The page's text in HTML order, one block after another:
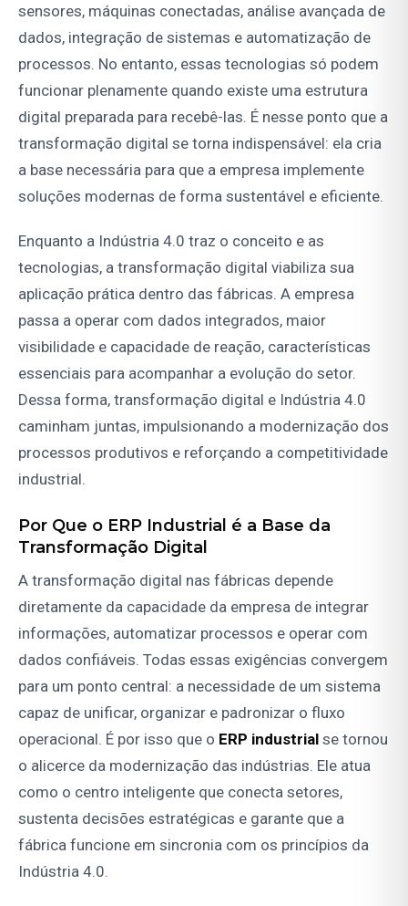
sensores, máquinas conectadas, análise avançada de
dados, integração de sistemas e automatização de
processos. No entanto, essas tecnologias só podem
funcionar plenamente quando existe uma estrutura
digital preparada para recebê-las. É nesse ponto que a
transformação digital se torna indispensável: ela cria
a base necessária para que a empresa implemente
soluções modernas de forma sustentável e eficiente.
Enquanto a Indústria 4.0 traz o conceito e as
tecnologias, a transformação digital viabiliza sua
aplicação prática dentro das fábricas. A empresa
passa a operar com dados integrados, maior
visibilidade e capacidade de reação, características
essenciais para acompanhar a evolução do setor.
Dessa forma, transformação digital e Indústria 4.0
caminham juntas, impulsionando a modernização dos
processos produtivos e reforçando a competitividade
industrial.
Por Que o ERP Industrial é a Base da
Transformação Digital
A transformação digital nas fábricas depende
diretamente da capacidade da empresa de integrar
informações, automatizar processos e operar com
dados confiáveis. Todas essas exigências convergem
para um ponto central: a necessidade de um sistema
capaz de unificar, organizar e padronizar o fluxo
operacional. É por isso que o ERP industrial se tornou
o alicerce da modernização das indústrias. Ele atua
como o centro inteligente que conecta setores,
sustenta decisões estratégicas e garante que a
fábrica funcione em sincronia com os princípios da
Indústria 4.0.